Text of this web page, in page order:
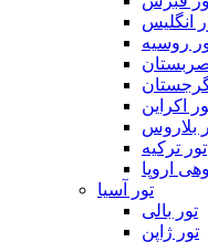
انگلیس
روسیه
اکراین
بلاروس
تور ترکیه
اروپا
تور آسیا
تور بالی
تور ژاپن